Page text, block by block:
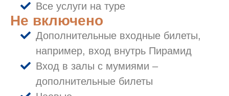
Все услуги на туре
Не включено
Дополнительные входные билеты,
например, вход внутрь Пирамид
Вход в залы с мумиями –
дополнительные билеты